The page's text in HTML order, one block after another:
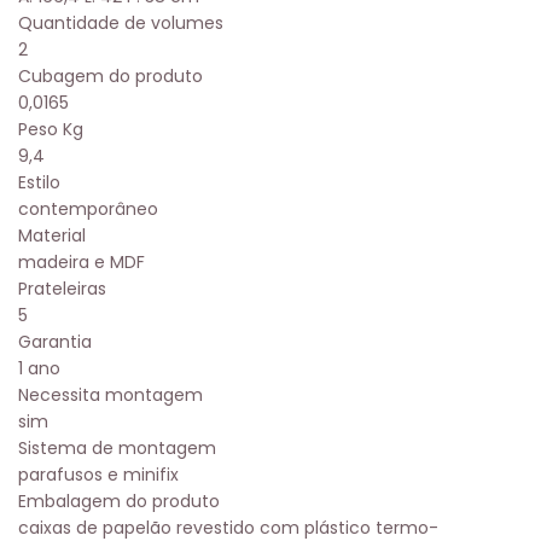
Quantidade de volumes
2
Cubagem do produto
0,0165
Peso Kg
9,4
Estilo
contemporâneo
Material
madeira e MDF
Prateleiras
5
Garantia
1 ano
Necessita montagem
sim
Sistema de montagem
parafusos e minifix
Embalagem do produto
caixas de papelão revestido com plástico termo-